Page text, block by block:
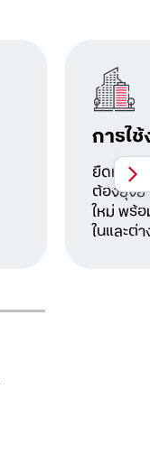
การใ
ยืดหยุ่น
ต้องยุ่งย
ใหม่ พร้
ในและต่